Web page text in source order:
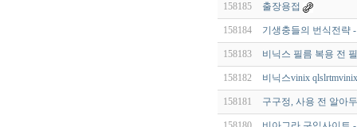
158185 출장용접
158184 기생충들의 번식전략
158183 비닉스 필름 복용 전
158182 비닉스vinix qlslrtmvinix
158181 구구정, 사용 전 알아